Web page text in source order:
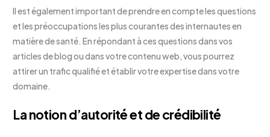
Il est également important de prendre en compte les questions
et les préoccupations les plus courantes des internautes en
matière de santé. En répondant à ces questions dans vos
articles de blog ou dans votre contenu web, vous pourrez
attirer un trafic qualifié et établir votre expertise dans votre
domaine.
La notion d’autorité et de crédibilité